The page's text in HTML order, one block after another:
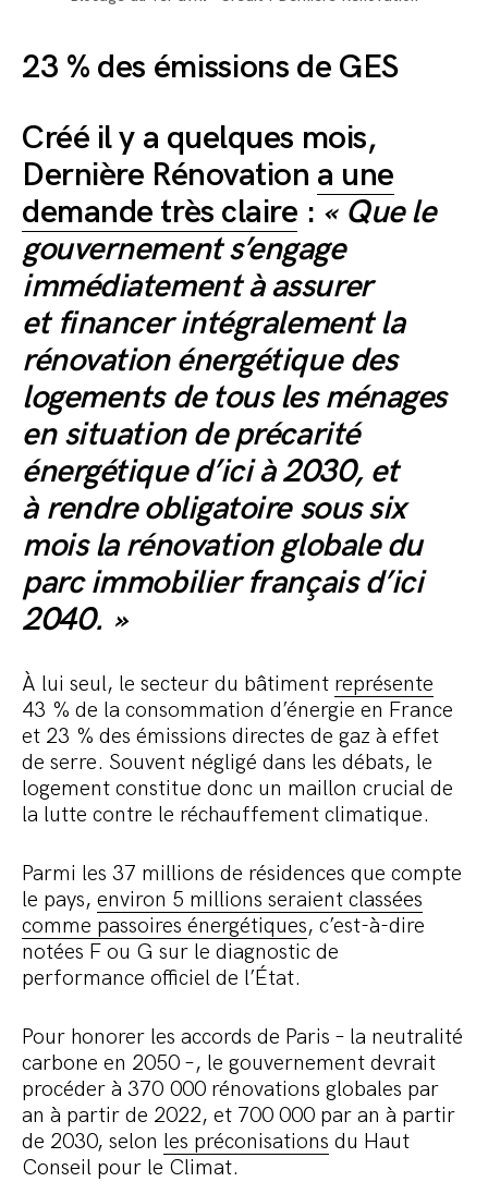
23 % des émissions de GES
Créé il y a quelques mois,
Dernière Rénovation a une
demande très claire : « Que le
gouvernement s’engage
immédiatement à assurer
et financer intégralement la
rénovation énergétique des
logements de tous les ménages
en situation de précarité
énergétique d’ici à 2030, et
à rendre obligatoire sous six
mois la rénovation globale du
parc immobilier français d’ici
2040. »
À lui seul, le secteur du bâtiment représente
43 % de la consommation d’énergie en France
et 23 % des émissions directes de gaz à effet
de serre. Souvent négligé dans les débats, le
logement constitue donc un maillon crucial de
la lutte contre le réchauffement climatique.
Parmi les 37 millions de résidences que compte
le pays, environ 5 millions seraient classées
comme passoires énergétiques, c’est-à-dire
notées F ou G sur le diagnostic de
performance officiel de l’État.
Pour honorer les accords de Paris – la neutralité
carbone en 2050 –, le gouvernement devrait
procéder à 370 000 rénovations globales par
an à partir de 2022, et 700 000 par an à partir
de 2030, selon les préconisations du Haut
Conseil pour le Climat.